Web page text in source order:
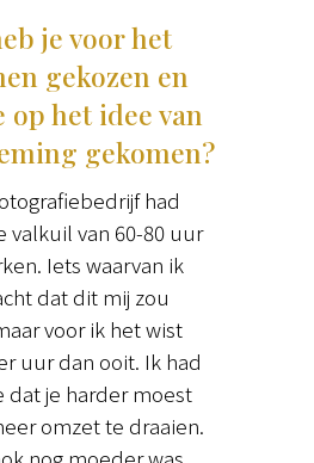
je voor het
gekozen en
op het idee van
gekomen?
had
valkuil van 60-80 uur
Iets waarvan ik
dat dit mij zou
voor ik het wist
uur dan ooit. Ik had
dat je harder moest
omzet te draaien.